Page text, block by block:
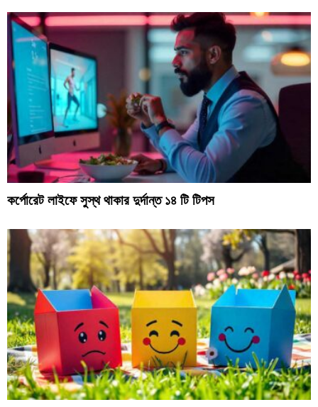
কর্পোরেট লাইফে সুস্থ থাকার দুর্দান্ত ১৪ টি টিপস